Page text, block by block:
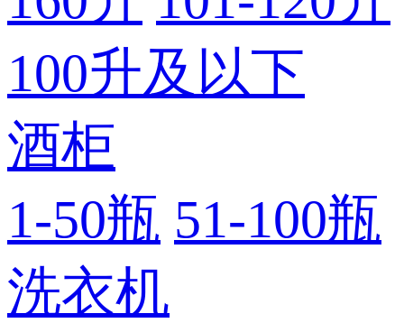
100升及以下
酒柜
1-50瓶 51-100瓶
洗衣机